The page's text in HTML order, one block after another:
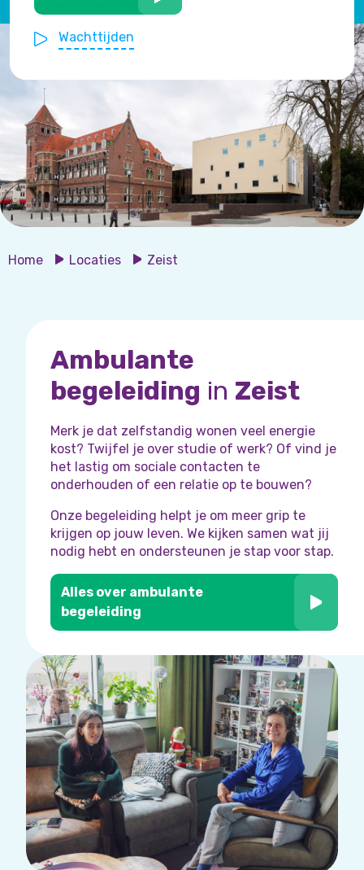
Wachttijden
Home Locaties Zeist
Ambulante
begeleiding in Zeist
Merk je dat zelfstandig wonen veel energie
kost? Twijfel je over studie of werk? Of vind je
het lastig om sociale contacten te
onderhouden of een relatie op te bouwen?
Onze begeleiding helpt je om meer grip te
krijgen op jouw leven. We kijken samen wat jij
nodig hebt en ondersteunen je stap voor stap.
Alles over ambulante
begeleiding